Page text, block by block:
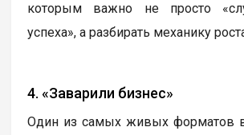
которым важно не просто
успеха», а разбирать механику
4. «Заварили бизнес»
Один из самых живых форматов